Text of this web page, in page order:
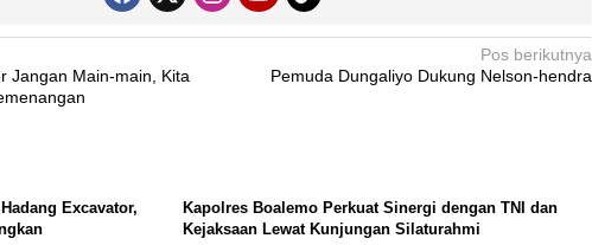
Jangan Main-main, Kita
Pos berikutnya
Pemuda Dungaliyo Dukung Nelson-hendra
Excavator,
Kapolres Boalemo Perkuat Sinergi dengan TNI dan
Kejaksaan Lewat Kunjungan Silaturahmi